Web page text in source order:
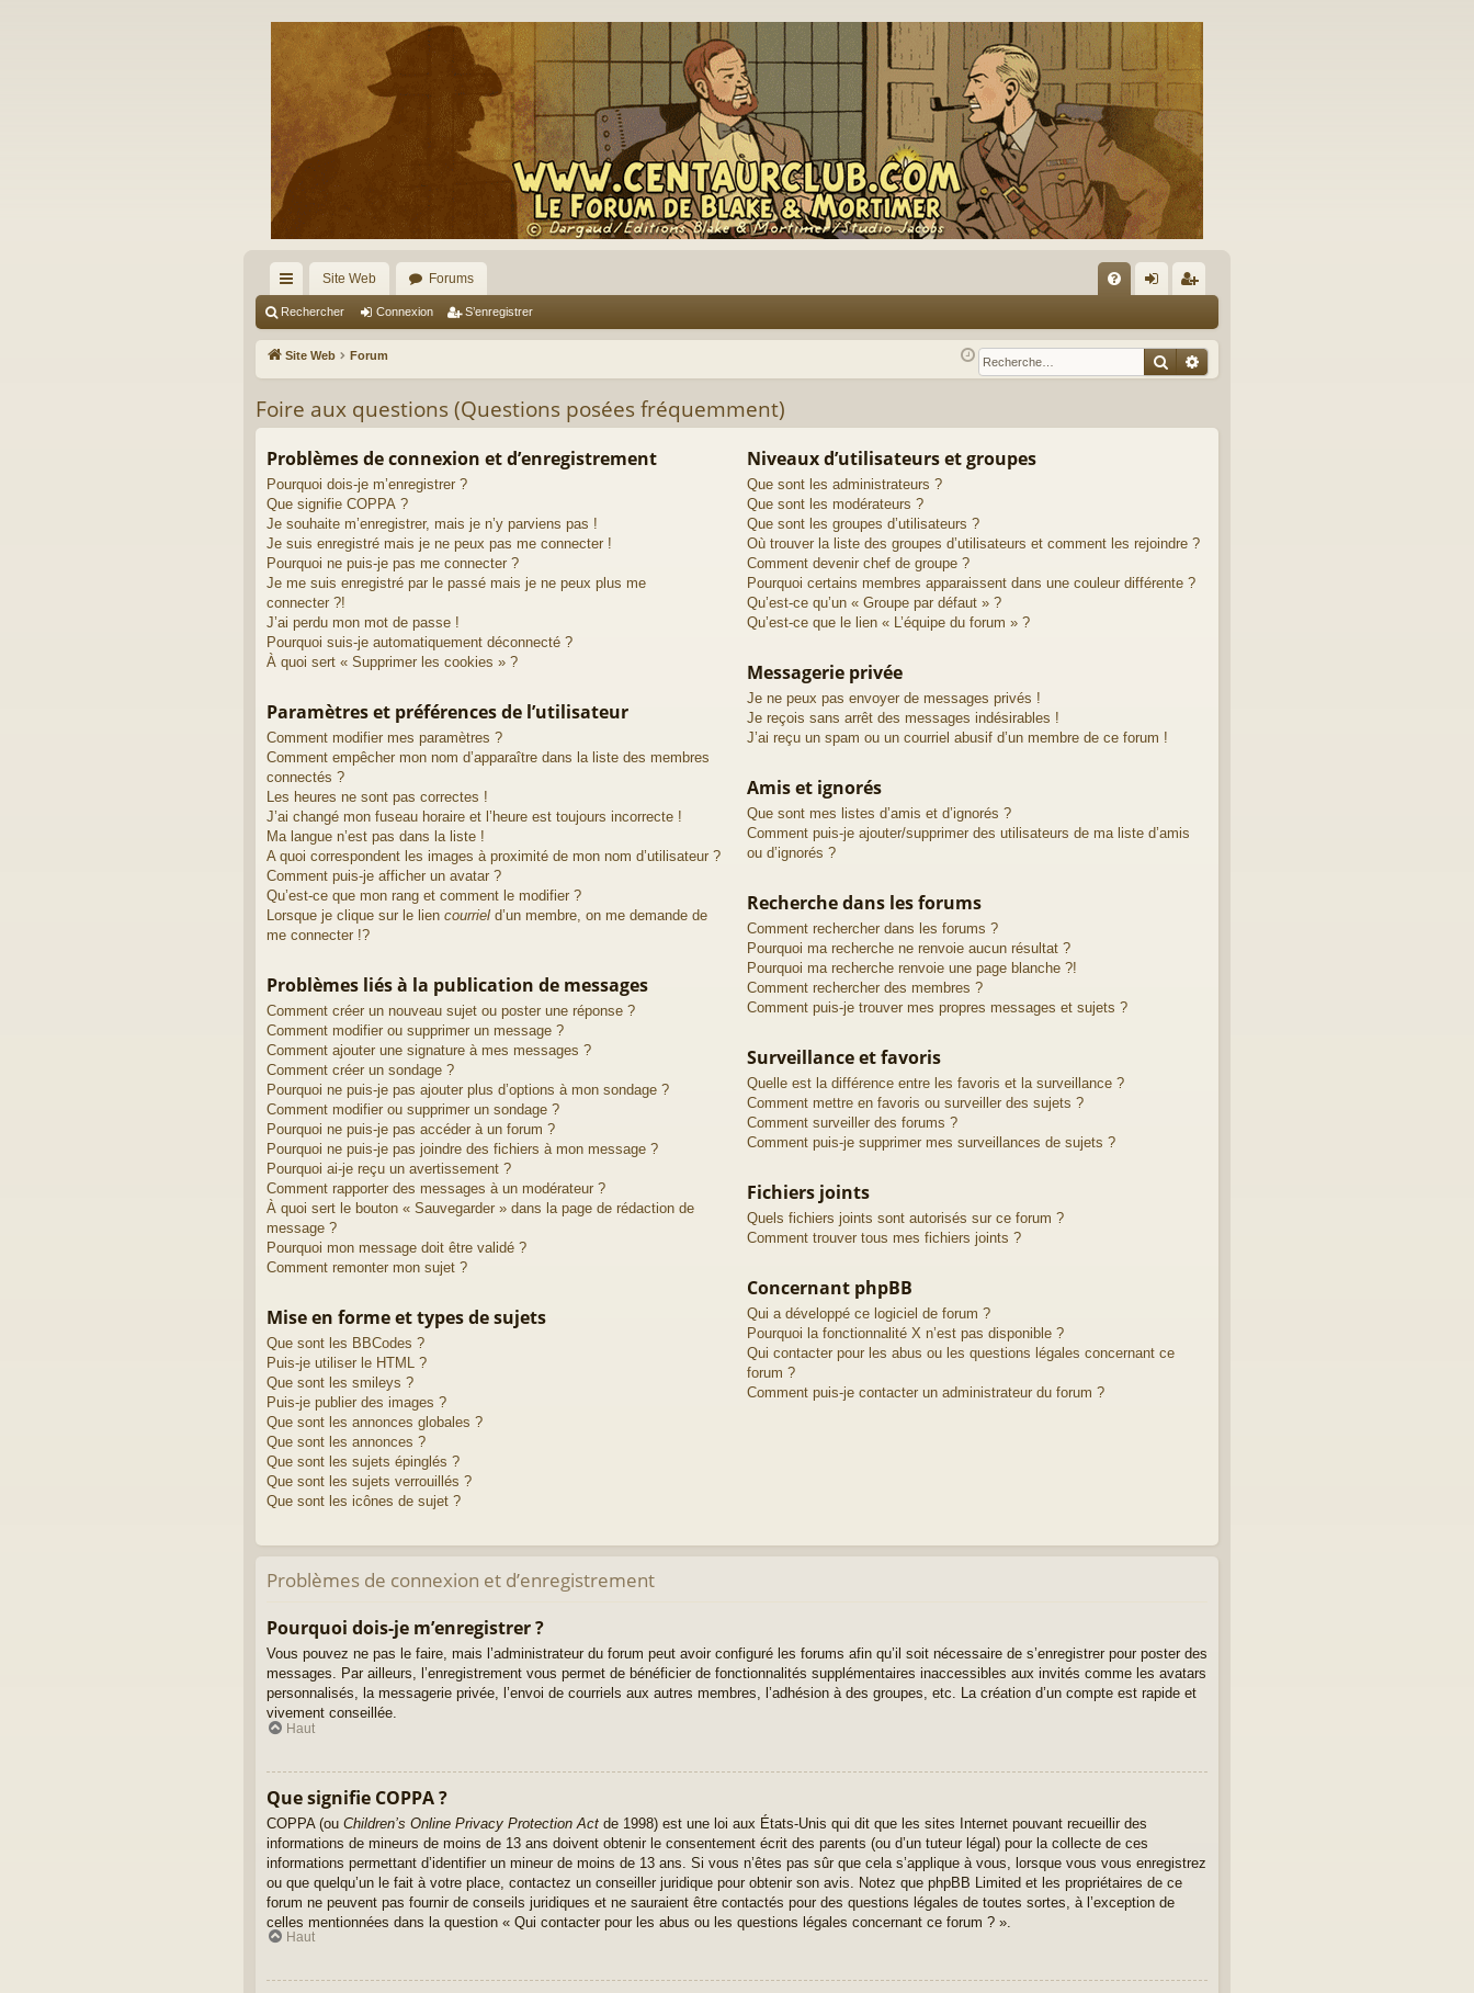
cc
ès
ra
pi
Site Web Forums
Q ne
xi
nr
eg
Rechercher Connexion S’enregistrer
Site Web Forum Rechercher
Recherche avancée
Foire aux questions (Questions posées fréquemment)
Problèmes de connexion et d’enregistrement
Pourquoi dois-je m’enregistrer ?
Que signifie COPPA ?
Je souhaite m’enregistrer, mais je n’y parviens pas !
Je suis enregistré mais je ne peux pas me connecter !
Pourquoi ne puis-je pas me connecter ?
Je me suis enregistré par le passé mais je ne peux plus me
connecter ?!
J’ai perdu mon mot de passe !
Pourquoi suis-je automatiquement déconnecté ?
À quoi sert « Supprimer les cookies » ?
Paramètres et préférences de l’utilisateur
Comment modifier mes paramètres ?
Comment empêcher mon nom d’apparaître dans la liste des membres
connectés ?
Les heures ne sont pas correctes !
J’ai changé mon fuseau horaire et l’heure est toujours incorrecte !
Ma langue n’est pas dans la liste !
A quoi correspondent les images à proximité de mon nom d’utilisateur ?
Comment puis-je afficher un avatar ?
Qu’est-ce que mon rang et comment le modifier ?
Lorsque je clique sur le lien courriel d’un membre, on me demande de
me connecter !?
Problèmes liés à la publication de messages
Comment créer un nouveau sujet ou poster une réponse ?
Comment modifier ou supprimer un message ?
Comment ajouter une signature à mes messages ?
Comment créer un sondage ?
Pourquoi ne puis-je pas ajouter plus d’options à mon sondage ?
Comment modifier ou supprimer un sondage ?
Pourquoi ne puis-je pas accéder à un forum ?
Pourquoi ne puis-je pas joindre des fichiers à mon message ?
Pourquoi ai-je reçu un avertissement ?
Comment rapporter des messages à un modérateur ?
À quoi sert le bouton « Sauvegarder » dans la page de rédaction de
message ?
Pourquoi mon message doit être validé ?
Comment remonter mon sujet ?
Mise en forme et types de sujets
Que sont les BBCodes ?
Puis-je utiliser le HTML ?
Que sont les smileys ?
Puis-je publier des images ?
Que sont les annonces globales ?
Que sont les annonces ?
Que sont les sujets épinglés ?
Que sont les sujets verrouillés ?
Que sont les icônes de sujet ?
Niveaux d’utilisateurs et groupes
Que sont les administrateurs ?
Que sont les modérateurs ?
Que sont les groupes d’utilisateurs ?
Où trouver la liste des groupes d’utilisateurs et comment les rejoindre ?
Comment devenir chef de groupe ?
Pourquoi certains membres apparaissent dans une couleur différente ?
Qu’est-ce qu’un « Groupe par défaut » ?
Qu’est-ce que le lien « L’équipe du forum » ?
Messagerie privée
Je ne peux pas envoyer de messages privés !
Je reçois sans arrêt des messages indésirables !
J’ai reçu un spam ou un courriel abusif d’un membre de ce forum !
Amis et ignorés
Que sont mes listes d’amis et d’ignorés ?
Comment puis-je ajouter/supprimer des utilisateurs de ma liste d’amis
ou d’ignorés ?
Recherche dans les forums
Comment rechercher dans les forums ?
Pourquoi ma recherche ne renvoie aucun résultat ?
Pourquoi ma recherche renvoie une page blanche ?!
Comment rechercher des membres ?
Comment puis-je trouver mes propres messages et sujets ?
Surveillance et favoris
Quelle est la différence entre les favoris et la surveillance ?
Comment mettre en favoris ou surveiller des sujets ?
Comment surveiller des forums ?
Comment puis-je supprimer mes surveillances de sujets ?
Fichiers joints
Quels fichiers joints sont autorisés sur ce forum ?
Comment trouver tous mes fichiers joints ?
Concernant phpBB
Qui a développé ce logiciel de forum ?
Pourquoi la fonctionnalité X n’est pas disponible ?
Qui contacter pour les abus ou les questions légales concernant ce
forum ?
Comment puis-je contacter un administrateur du forum ?
Problèmes de connexion et d’enregistrement
Pourquoi dois-je m’enregistrer ?
Vous pouvez ne pas le faire, mais l’administrateur du forum peut avoir configuré les forums afin qu’il soit nécessaire de s’enregistrer pour poster des
messages. Par ailleurs, l’enregistrement vous permet de bénéficier de fonctionnalités supplémentaires inaccessibles aux invités comme les avatars
personnalisés, la messagerie privée, l’envoi de courriels aux autres membres, l’adhésion à des groupes, etc. La création d’un compte est rapide et
vivement conseillée.
Haut
Que signifie COPPA ?
COPPA (ou Children’s Online Privacy Protection Act de 1998) est une loi aux États-Unis qui dit que les sites Internet pouvant recueillir des
informations de mineurs de moins de 13 ans doivent obtenir le consentement écrit des parents (ou d’un tuteur légal) pour la collecte de ces
informations permettant d’identifier un mineur de moins de 13 ans. Si vous n’êtes pas sûr que cela s’applique à vous, lorsque vous vous enregistrez
ou que quelqu’un le fait à votre place, contactez un conseiller juridique pour obtenir son avis. Notez que phpBB Limited et les propriétaires de ce
forum ne peuvent pas fournir de conseils juridiques et ne sauraient être contactés pour des questions légales de toutes sortes, à l’exception de
celles mentionnées dans la question « Qui contacter pour les abus ou les questions légales concernant ce forum ? ».
Haut